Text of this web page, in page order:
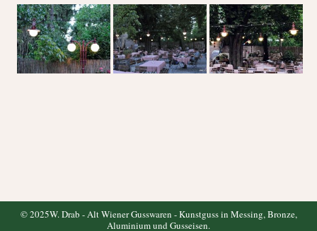
© 2025W. Drab - Alt Wiener Gusswaren - Kunstguss in Messing, Bronze,
Aluminium und Gusseisen.